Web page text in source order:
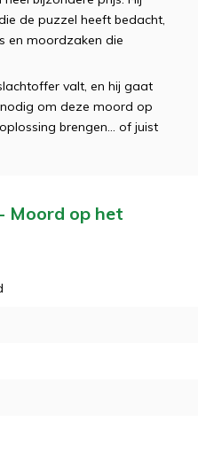
de puzzel heeft bedacht,
en moordzaken die
valt, en hij gaat
om deze moord op
brengen… of juist
Moord op het